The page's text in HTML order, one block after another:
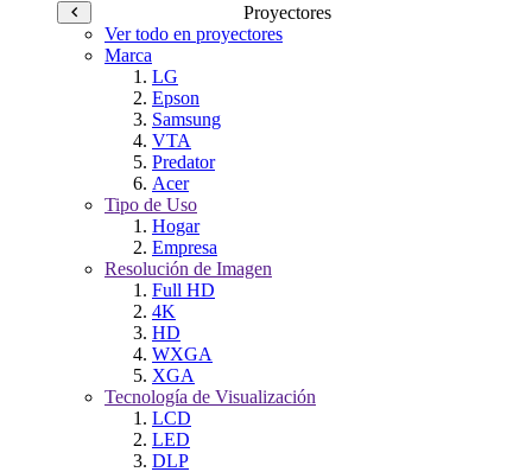
Proyectores
Ver todo en proyectores
Marca
LG
Epson
Samsung
VTA
Predator
Acer
Tipo de Uso
Hogar
Empresa
Resolución de Imagen
Full HD
4K
HD
WXGA
XGA
Tecnología de Visualización
LCD
LED
DLP